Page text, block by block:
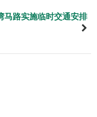
马路实施临时交通安排